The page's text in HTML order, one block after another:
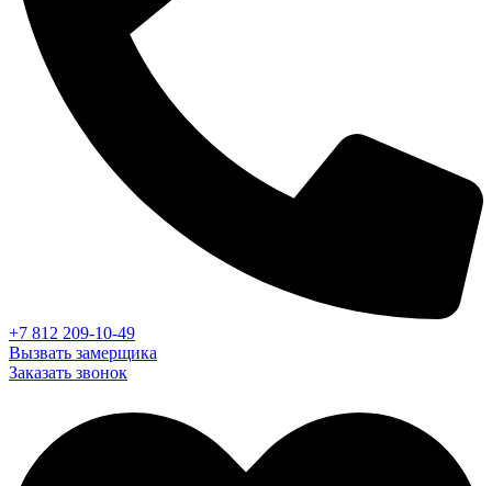
+7 812 209-10-49
Вызвать замерщика
Заказать звонок